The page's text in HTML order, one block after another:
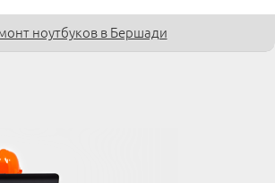
ноутбуков в Бершади